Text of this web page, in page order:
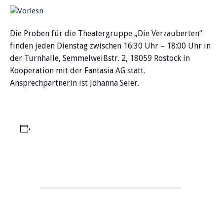
Die Proben für die Theatergruppe „Die Verzauberten“
finden jeden Dienstag zwischen 16:30 Uhr – 18:00 Uhr in
der Turnhalle, Semmelweißstr. 2, 18059 Rostock in
Kooperation mit der Fantasia AG statt.
Ansprechpartnerin ist Johanna Seier.